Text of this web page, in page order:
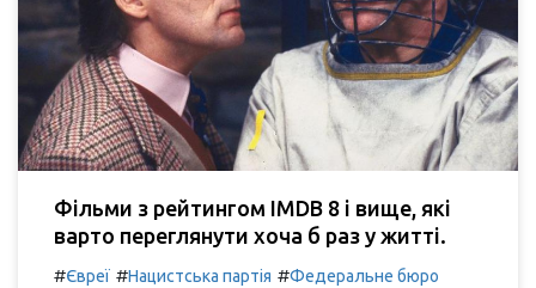
Фільми з рейтингом IMDB 8 і вище, які
варто переглянути хоча б раз у житті.
#Євреї #Нацистська партія #Федеральне бюро